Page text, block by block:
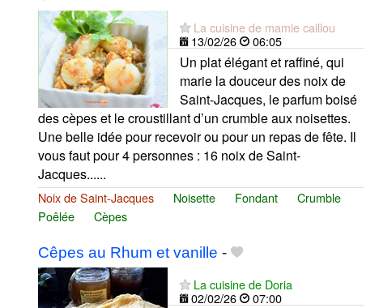
La cuisine de mamie caillou
13/02/26
06:05
Un plat élégant et raffiné, qui
marie la douceur des noix de
Saint-Jacques, le parfum boisé
des cèpes et le croustillant d’un crumble aux noisettes.
Une belle idée pour recevoir ou pour un repas de fête. Il
vous faut pour 4 personnes : 16 noix de Saint-
Jacques......
Noix de Saint-Jacques Noisette Fondant
Crumble
Poêlée
Cèpes
Cêpes au Rhum et vanille -
La cuisine de Doria
02/02/26
07:00